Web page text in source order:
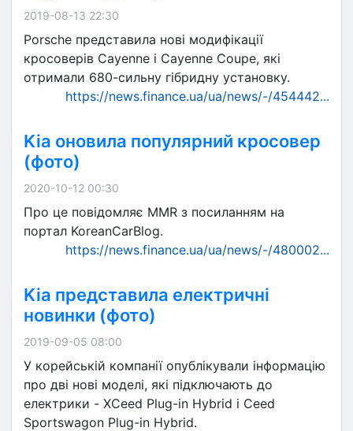
2019-08-13 22:30
Porsche представила нові модифікації
кросоверів Cayenne і Cayenne Coupe, які
отримали 680-сильну гібридну установку.
https://news.finance.ua/ua/news/-/454442...
Kia оновила популярний кросовер
(фото)
2020-10-12 00:30
Про це повідомляє MMR з посиланням на
портал KoreanCarBlog.
https://news.finance.ua/ua/news/-/480002...
Kia представила електричні
новинки (фото)
2019-09-05 08:00
У корейській компанії опублікували інформацію
про дві нові моделі, які підключають до
електрики - XCeed Plug-in Hybrid і Ceed
Sportswagon Plug-in Hybrid.